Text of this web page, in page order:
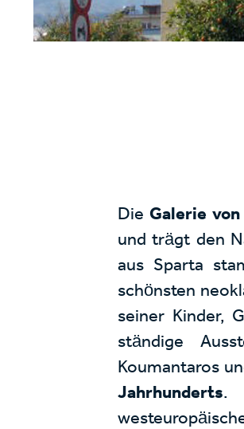
Die Galerie
und trägt den
aus Sparta
schönsten
seiner Kinder,
ständige
Koumantaros
Jahrhunderts.